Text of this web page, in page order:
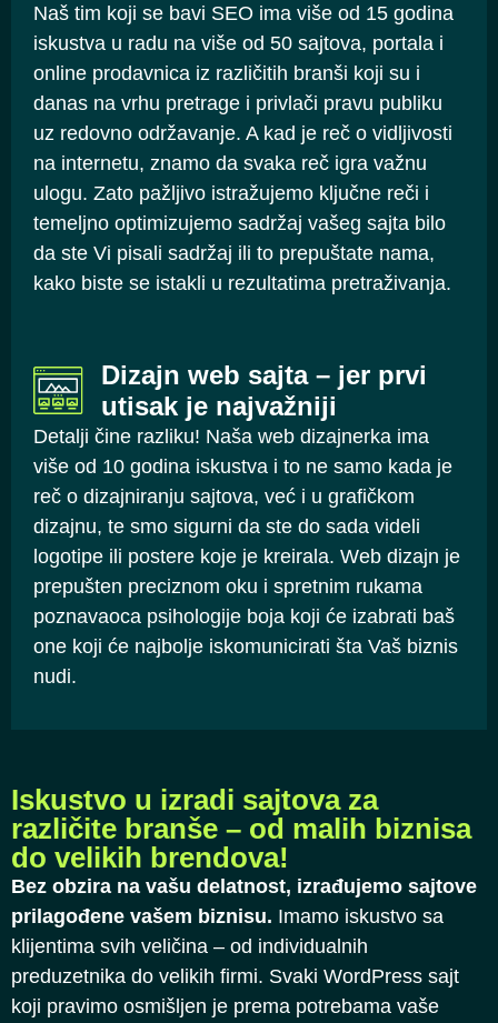
Naš tim koji se bavi SEO ima više od 15 godina
iskustva u radu na više od 50 sajtova, portala i
online prodavnica iz različitih branši koji su i
danas na vrhu pretrage i privlači pravu publiku
uz redovno održavanje. A kad je reč o vidljivosti
na internetu, znamo da svaka reč igra važnu
ulogu. Zato pažljivo istražujemo ključne reči i
temeljno optimizujemo sadržaj vašeg sajta bilo
da ste Vi pisali sadržaj ili to prepuštate nama,
kako biste se istakli u rezultatima pretraživanja.
Dizajn web sajta – jer prvi
utisak je najvažniji
Detalji čine razliku! Naša web dizajnerka ima
više od 10 godina iskustva i to ne samo kada je
reč o dizajniranju sajtova, već i u grafičkom
dizajnu, te smo sigurni da ste do sada videli
logotipe ili postere koje je kreirala. Web dizajn je
prepušten preciznom oku i spretnim rukama
poznavaoca psihologije boja koji će izabrati baš
one koji će najbolje iskomunicirati šta Vaš biznis
nudi.
Iskustvo u izradi sajtova za
različite branše – od malih biznisa
do velikih brendova!
Bez obzira na vašu delatnost, izrađujemo sajtove
prilagođene vašem biznisu. Imamo iskustvo sa
klijentima svih veličina – od individualnih
preduzetnika do velikih firmi. Svaki WordPress sajt
koji pravimo osmišljen je prema potrebama vaše